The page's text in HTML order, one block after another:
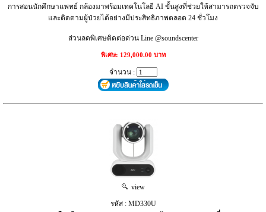
การสอนนักศึกษาแพทย์ กล้องมาพร้อมเทคโนโลยี AI ขั้นสูงที่ช่วยให้สามารถตรวจจับ
และติดตามผู้ป่วยได้อย่างมีประสิทธิภาพตลอด 24 ชั่วโมง
ส่วนลดพิเศษติดต่อด่วน Line @soundscenter
พิเศษ: 129,000.00 บาท
จำนวน :
view
รหัส : MD330U